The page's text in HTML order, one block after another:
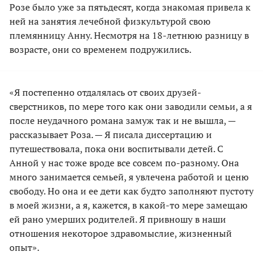
Розе было уже за пятьдесят, когда знакомая привела к
ней на занятия лечебной физкультурой свою
племянницу Анну. Несмотря на 18-летнюю разницу в
возрасте, они со временем подружились.
«Я постепенно отдалялась от своих друзей-
сверстников, по мере того как они заводили семьи, а я
после неудачного романа замуж так и не вышла, —
рассказывает Роза. — Я писала диссертацию и
путешествовала, пока они воспитывали детей. С
Анной у нас тоже вроде все совсем по-разному. Она
много занимается семьей, я увлечена работой и ценю
свободу. Но она и ее дети как будто заполняют пустоту
в моей жизни, а я, кажется, в какой-то мере замещаю
ей рано умерших родителей. Я привношу в наши
отношения некоторое здравомыслие, жизненный
опыт».